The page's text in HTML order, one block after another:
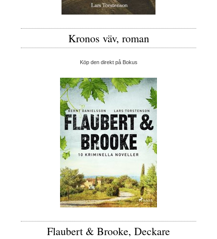
Kronos väv, roman
Köp den direkt på Bokus
Flaubert & Brooke, Deckare